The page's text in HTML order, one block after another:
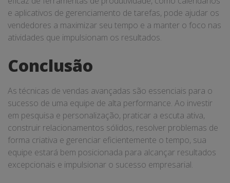
e aplicativos de gerenciamento de tarefas, pode ajudar os
vendedores a maximizar seu tempo e a manter o foco nas
atividades que impulsionam os resultados.
Conclusão
As técnicas de vendas avançadas são essenciais para o
sucesso de uma equipe de alta performance. Ao investir
em pesquisa e personalização, praticar a escuta ativa,
construir relacionamentos sólidos, resolver problemas de
forma criativa e gerenciar eficientemente o tempo, sua
equipe estará bem posicionada para alcançar resultados
excepcionais e impulsionar o sucesso empresarial.